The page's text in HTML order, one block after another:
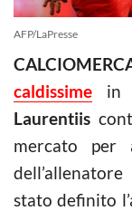
AFP/LaPresse
caldissime in
Laurentiis
mercato per
stato definito